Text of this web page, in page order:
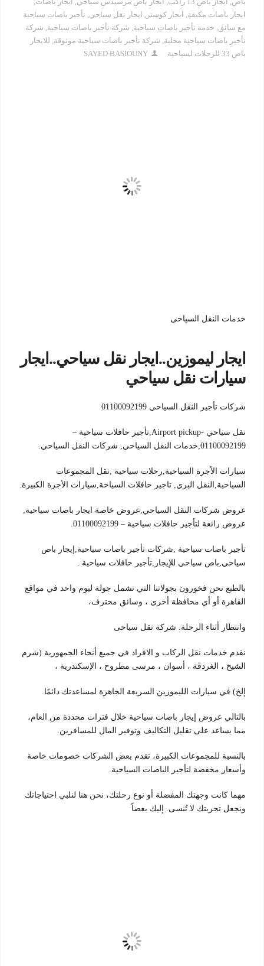
ايجار باصات مكيفة, ايجار كوستر , ايجار نقل سياحي, تأجير باصات سياحية
مع سائق, خدمة تأجير باصات سياحية, شركة تأجير باصات سياحية, شركة
تأجير باصات سياحية محلية, شركة تأجير باصات سياحية موثوقة, للايجار
باص 33 للرحلات لسياحية
SAYED BASIOUNY
خدمات النقل السياحى
ايجار ليموزين..ايجار نقل سياحي..ايجار
سيارات نقل سياحي
شركات تأجير النقل السياحي 01100092199
نقل سياحي -Airport pickup,تأجير حافلات سياحية –
01100092199,خدمات النقل السياحي, شركات النقل السياحي.
سيارات الأجرة السياحية,رحلات سياحية ,نقل المجموعات
السياحية,النقل البري, تاجير حافلات السياحة,سيارات الأجرة الكبيرة.
عروض شركات النقل السياحي,عروض خاصة ايجار باصات سياحية,
عروض رائعة لتأجير حافلات سياحية – 01100092199.
تأجير باصات سياحية ,شركات تأجير باصات سياحية,إيجار باص
سياحي,باص سياحي للإيجار,تأجير حافلات سياحية .
بالطبع نحن فخورون بجولاتنا التي تشمل جولة ليوم واحد في مواقع
القاهرة أو أي محافظة أخرى ، وسائق محترف،
وانتظار أثناء الرحلة. شركة نقل سياحى
نقدم خدمات نقل الركاب و الافراد في جميع أنحاء الجمهورية (شرم
الشيخ ، الغردقة ، أسوان ، مرسى مطروح ، الإسكندرية ،
إلخ) في سيارات الليموزين السريعة الجاهزة لمساعدتك دائمًا.
بالتالي عروض إيجار باصات سياحية خلال فترات محددة من العام،
مما يساعد على تقليل التكاليف وتوفير المال للمسافرين.
بالنسبة للمجموعات الكبيرة، تقدم بعض الشركات خصومات خاصة
وأسعار مخفضة لتأجير الباصات السياحية.
مهما كانت وجهتك المفضلة أو نوع رحلتك، نحن هنا لنلبي احتياجاتك
ونجعل تجربتك لا تُنسى. إليك بعضاً